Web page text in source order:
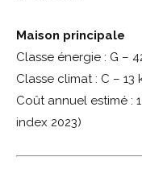
Maison principale
Classe énergie : G –
Classe climat : C –
Coût annuel estimé :
index 2023)